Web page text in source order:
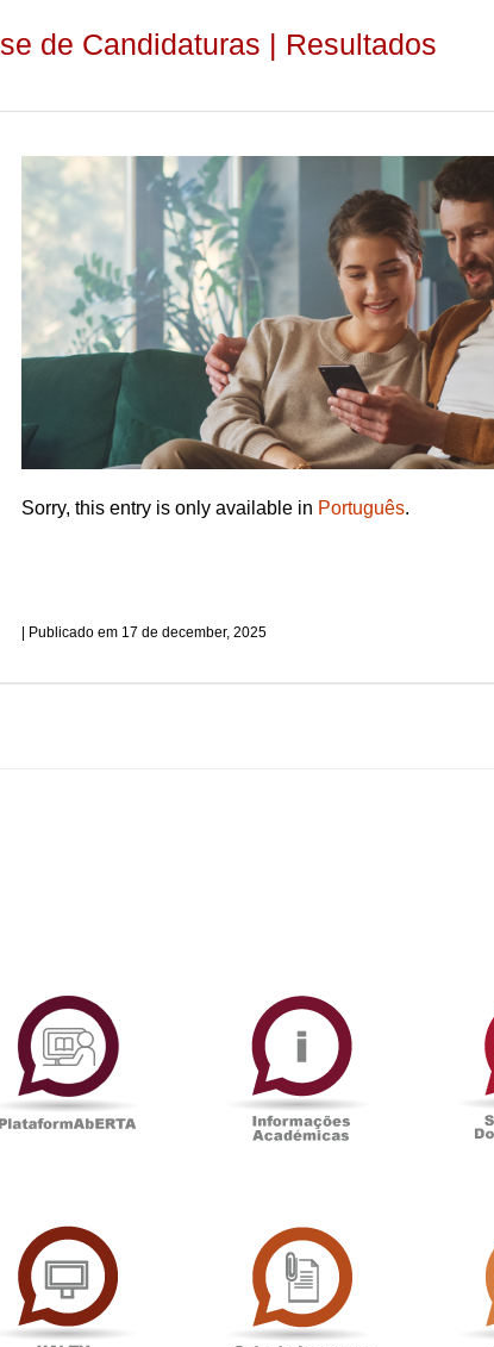
de Candidaturas | Resultados
Sorry, this entry is only available in Português.
17 de december, 2025
PlataformAberta
Académicas